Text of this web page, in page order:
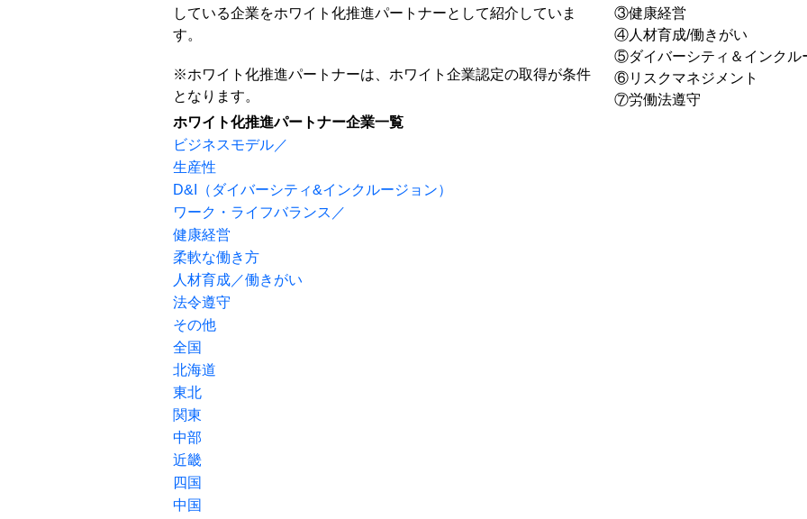
している企業をホワイト化推進パートナーとして紹介していま
す。
※ホワイト化推進パートナーは、ホワイト企業認定の取得が条件
となります。
③健康経営
④人材育成/働きがい
⑤ダイバーシティ＆インクル
⑥リスクマネジメント
⑦労働法遵守
ホワイト化推進パートナー企業一覧
ビジネスモデル／
生産性
D&I（ダイバーシティ&インクルージョン）
ワーク・ライフバランス／
健康経営
柔軟な働き方
人材育成／働きがい
法令遵守
その他
全国
北海道
東北
関東
中部
近畿
四国
中国